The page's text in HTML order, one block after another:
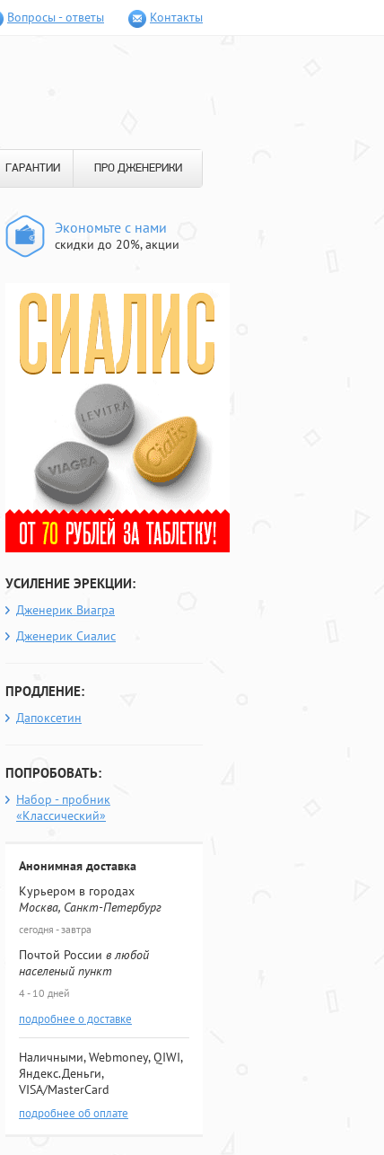
Вопросы - ответы Контакты
ГАРАНТИИ ПРО ДЖЕНЕРИКИ
Экономьте с нами
скидки до 20%, акции
УСИЛЕНИЕ ЭРЕКЦИИ:
Дженерик Виагра
Дженерик Сиалис
ПРОДЛЕНИЕ:
Дапоксетин
ПОПРОБОВАТЬ:
Набор - пробник
«Классический»
Анонимная доставка
Курьером в городах
Москва, Санкт-Петербург
сегодня - завтра
Почтой России в любой
населеный пункт
4 - 10 дней
подробнее о доставке
Наличными, Webmoney, QIWI,
Яндекс.Деньги,
VISA/MasterCard
подробнее об оплате